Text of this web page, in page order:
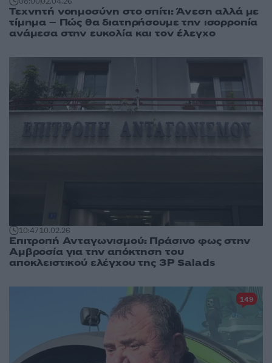
Τεχνητή νοημοσύνη στο σπίτι: Άνεση αλλά με
τίμημα – Πώς θα διατηρήσουμε την ισορροπία
ανάμεσα στην ευκολία και τον έλεγχο
10:4710.02.26
Επιτροπή Ανταγωνισμού: Πράσινο φως στην
Αμβροσία για την απόκτηση του
αποκλειστικού ελέγχου της 3P Salads
149